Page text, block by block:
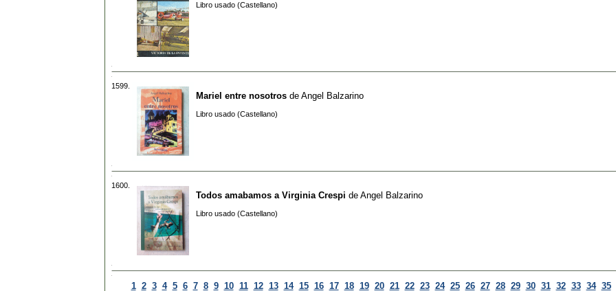
Libro usado (Castellano)
1599.
Mariel entre nosotros de Angel Balzarino
Libro usado (Castellano)
1600.
Todos amabamos a Virginia Crespi de Angel Balzarino
Libro usado (Castellano)
1 2 3 4 5 6 7 8 9 10 11 12 13 14 15 16 17 18 19 20 21 22 23 24 25 26 27 28 29 30 31 32 33 34 35